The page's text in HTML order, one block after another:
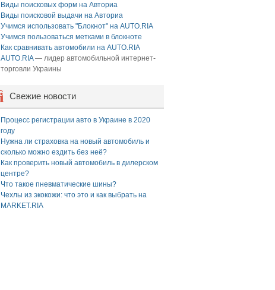
Виды поисковых форм на Авториа
Виды поисковой выдачи на Авториа
Учимся использовать "Блокнот" на AUTO.RIA
Учимся пользоваться метками в блокноте
Как сравнивать автомобили на AUTO.RIA
AUTO.RIA— лидер автомобильной интернет-
торговли Украины
Свежие новости
Процесс регистрации авто в Украине в 2020
году
Нужна ли страховка на новый автомобиль и
сколько можно ездить без неё?
Как проверить новый автомобиль в дилерском
центре?
Что такое пневматические шины?
Чехлы из экокожи: что это и как выбрать на
MARKET.RIA